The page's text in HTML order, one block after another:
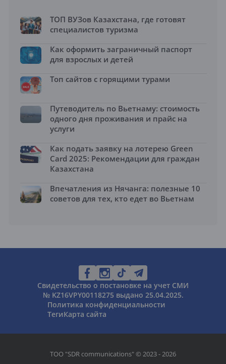
ТОП ВУЗов Казахстана, где готовят
специалистов туризма
Как оформить заграничный паспорт
для взрослых и детей
Топ сайтов с горящими турами
Путеводитель по Вьетнаму: стоимость
одного дня проживания и прайс на
услуги
Как подать заявку на лотерею Green
Card 2025: Рекомендации для граждан
Казахстана
Впечатления из Нячанга: полезные 10
советов для тех, кто едет во Вьетнам
Свидетельство о постановке на учет СМИ
№ KZ16VPY00118275 выдано 25.04.2025.
Политика конфиденциальности
ТегиКарта сайта
ТОО "SDR communications" © 2023 - 2026